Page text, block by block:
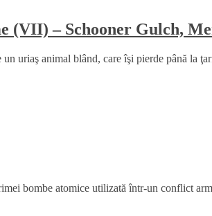
(VII) – Schooner Gulch,
uriaş animal blând, care îşi pierde până la
bombe atomice utilizată într-un conflict